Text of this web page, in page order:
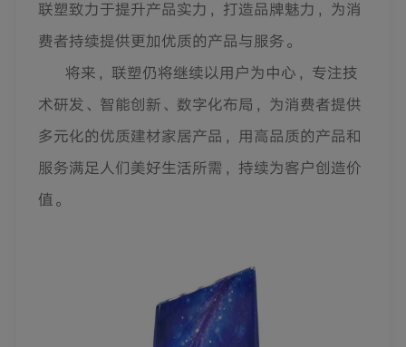
联塑致力于提升产品实力，打造品牌魅力，为消
费者持续提供更加优质的产品与服务。
将来，联塑仍将继续以用户为中心，专注技
术研发、智能创新、数字化布局，为消费者提供
多元化的优质建材家居产品，用高品质的产品和
服务满足人们美好生活所需，持续为客户创造价
值。